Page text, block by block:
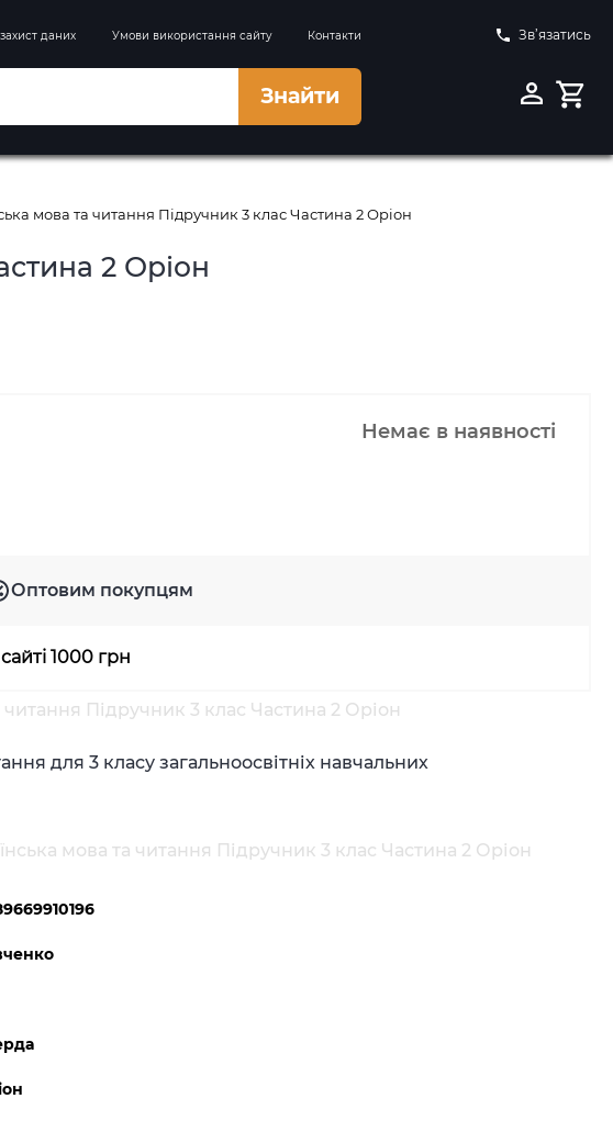
даних Умови використання сайту Контакти Зв’язатись
Знайти
мова та читання Підручник 3 клас Частина 2 Оріон
2 Оріон
Немає в наявності
Оптовим покупцям
1000 грн
Підручник 3 клас Частина 2 Оріон
для 3 класу загальноосвітніх навчальних
мова та читання Підручник 3 клас Частина 2 Оріон